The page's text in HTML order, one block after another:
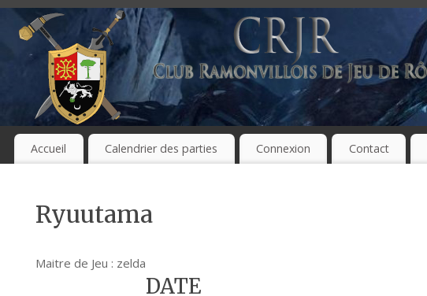
Accueil Calendrier des parties Connexion Contact
Ryuutama
Maitre de Jeu : zelda
DATE